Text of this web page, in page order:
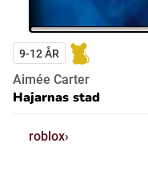
9-12 ÅR
Aimée Carter
Hajarnas stad
roblox